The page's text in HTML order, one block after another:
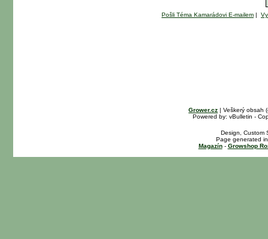
Pošli Téma Kamarádovi E-mailem |
Grower.cz | Veškerý obsah
Powered by: vBulletin -
Design, Custom
Page generated
Magazín- Growshop